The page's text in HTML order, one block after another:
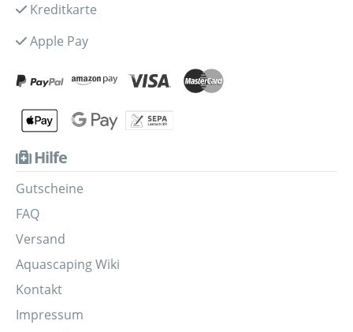
Kreditkarte
Apple Pay
Hilfe
Gutscheine
FAQ
Versand
Aquascaping Wiki
Kontakt
Impressum